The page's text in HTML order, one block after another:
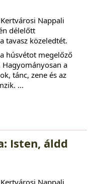
Nappali
délelőtt
tavasz közeledtét.
húsvétot megelőző
a
tánc, zene és az
...
Isten, áldd
Nappali